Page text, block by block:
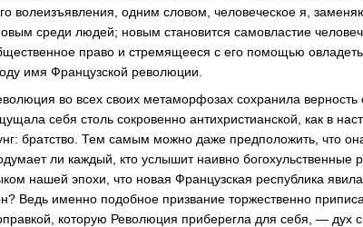
волеизъявления, одним словом, человеческое я,
среди людей; новым становится самовластие
право и стремящееся с его помощью
имя Французской революции.
во всех своих метаморфозах сохранила верность
себя столь сокровенно антихристианской, как в
братство. Тем самым можно даже предположить, что
ли каждый, кто услышит наивно богохульственные
нашей эпохи, что новая Французская республика
Ведь именно подобное призвание торжественно
которую Революция приберегла для себя, — дух